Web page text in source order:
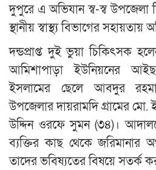
দুপুরে এ অভিযান স্ব-স্ব উপজেলা
স্থানীয় স্বাস্থ্য বিভাগের
দন্ডপ্রাপ্ত দুই ভুয়া চিকিৎসক
আমিশাপাড়া ইউনিয়নের
ইসলামের ছেলে আবদুর
উপজেলার দায়রামদি গ্রামের মো.
উদ্দিন ওরফে সুমন (৩৪)।
ব্যক্তির কাছ থেকে
তাদের ভবিষ্যতের বিষয়ে সতর্ক